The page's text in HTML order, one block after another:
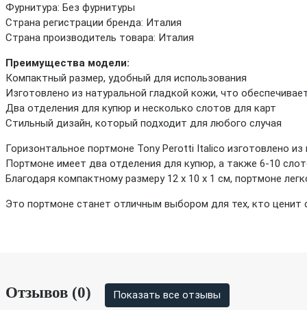
Фурнитура: Без фурнитуры
Страна регистрации бренда: Италия
Страна производитель товара: Италия
Преимущества модели:
Компактный размер, удобный для использования
Изготовлено из натуральной гладкой кожи, что
Два отделения для купюр и несколько слотов для карт
Стильный дизайн, который подходит для любого случая
Горизонтальное портмоне Tony Perotti Italico изготовлено
Портмоне имеет два отделения для купюр, а также 6-10
Благодаря компактному размеру 12 х 10 х 1 см, портмоне
Это портмоне станет отличным выбором для тех, кто ценит
Отзывов (0) Показать все отзывы